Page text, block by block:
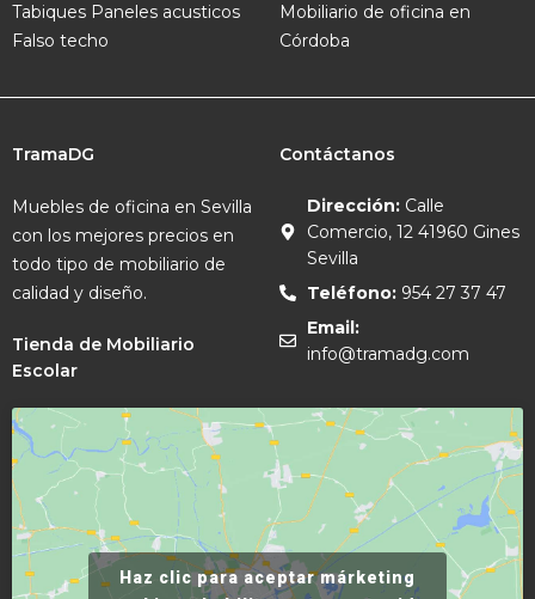
Tabiques Paneles acusticos
Falso techo
Mobiliario de oficina en
Córdoba
TramaDG
Muebles de oficina en Sevilla
con los mejores precios en
todo tipo de mobiliario de
calidad y diseño.
Tienda de Mobiliario
Escolar
Contáctanos
Dirección:Calle
Comercio, 12 41960 Gines
Sevilla
Teléfono:954 27 37 47
Email:
info@tramadg.com
Haz clic para aceptar márketing